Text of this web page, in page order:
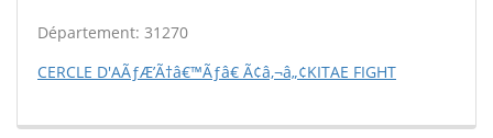
Département: 31270
CERCLE D'AÃƒÆ’Ã†â€™Ãƒâ€ Ã¢â‚¬â„¢KITAE FIGHT